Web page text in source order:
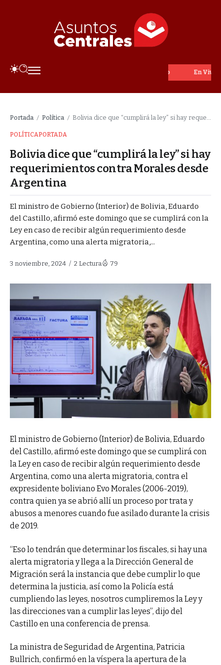
En Vivo
Portada / Política / Bolivia dice que “cumplirá la ley” si hay requerimientos contra Morales desde Argentina
POLÍTICAPORTADA
Bolivia dice que “cumplirá la ley” si hay
requerimientos contra Morales desde
Argentina
El ministro de Gobierno (Interior) de Bolivia, Eduardo
del Castillo, afirmó este domingo que se cumplirá con la
Ley en caso de recibir algún requerimiento desde
Argentina, como una alerta migratoria,...
3 noviembre, 2024 2 Lectura 79
El ministro de Gobierno (Interior) de Bolivia, Eduardo
del Castillo, afirmó este domingo que se cumplirá con
la Ley en caso de recibir algún requerimiento desde
Argentina, como una alerta migratoria, contra el
expresidente boliviano Evo Morales (2006-2019),
contra quien ya se abrió allí un proceso por trata y
abusos a menores cuando fue asilado durante la crisis
de 2019.
“Eso lo tendrán que determinar los fiscales, si hay una
alerta migratoria y llega a la Dirección General de
Migración será la instancia que debe cumplir lo que
determina la justicia, así como la Policía está
cumpliendo las leyes, nosotros cumpliremos la Ley y
las direcciones van a cumplir las leyes”, dijo del
Castillo en una conferencia de prensa.
La ministra de Seguridad de Argentina, Patricia
Bullrich, confirmó en la víspera la apertura de la